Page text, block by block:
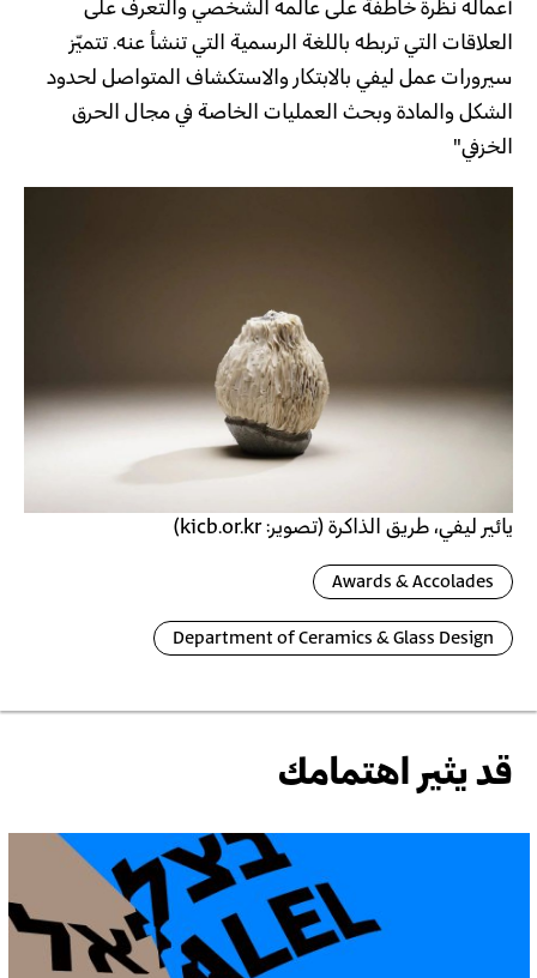
أعماله نظرة خاطفة على عالمه الشخصي والتعرف على
العلاقات التي تربطه باللغة الرسمية التي تنشأ عنه. تتميّز
سيرورات عمل ليفي بالابتكار والاستكشاف المتواصل لحدود
الشكل والمادة وبحث العمليات الخاصة في مجال الحرق
الخزفي"
يائير ليفي، طريق الذاكرة (تصوير: kicb.or.kr)
Awards & Accolades
Department of Ceramics & Glass Design
قد يثير اهتمامك